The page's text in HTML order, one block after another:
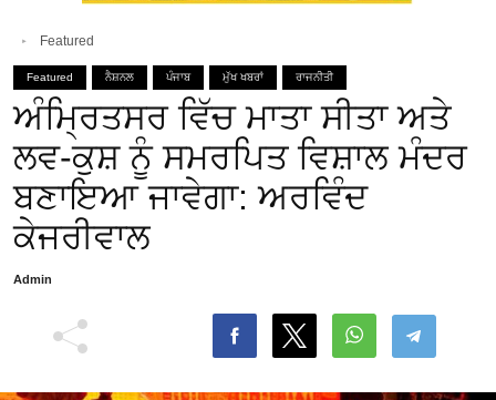
Featured
Featured ਨੈਸ਼ਨਲ ਪੰਜਾਬ ਮੁੱਖ ਖਬਰਾਂ ਰਾਜਨੀਤੀ
ਅੰਮ੍ਰਿਤਸਰ ਵਿੱਚ ਮਾਤਾ ਸੀਤਾ ਅਤੇ
ਲਵ-ਕੁਸ਼ ਨੂੰ ਸਮਰਪਿਤ ਵਿਸ਼ਾਲ ਮੰਦਰ
ਬਣਾਇਆ ਜਾਵੇਗਾ: ਅਰਵਿੰਦ
ਕੇਜਰੀਵਾਲ
Admin